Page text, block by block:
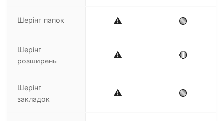
Шерінг папок ⚠️ 🟢
Шерінг
розширень
⚠️ 🔴
Шерінг
закладок
⚠️ 🟢